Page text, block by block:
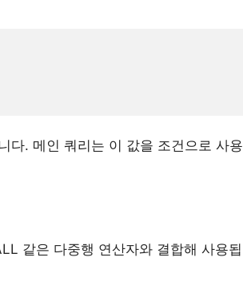
다. 메인 쿼리는 이 값을 조건으로 사용
같은 다중행 연산자와 결합해 사용됩